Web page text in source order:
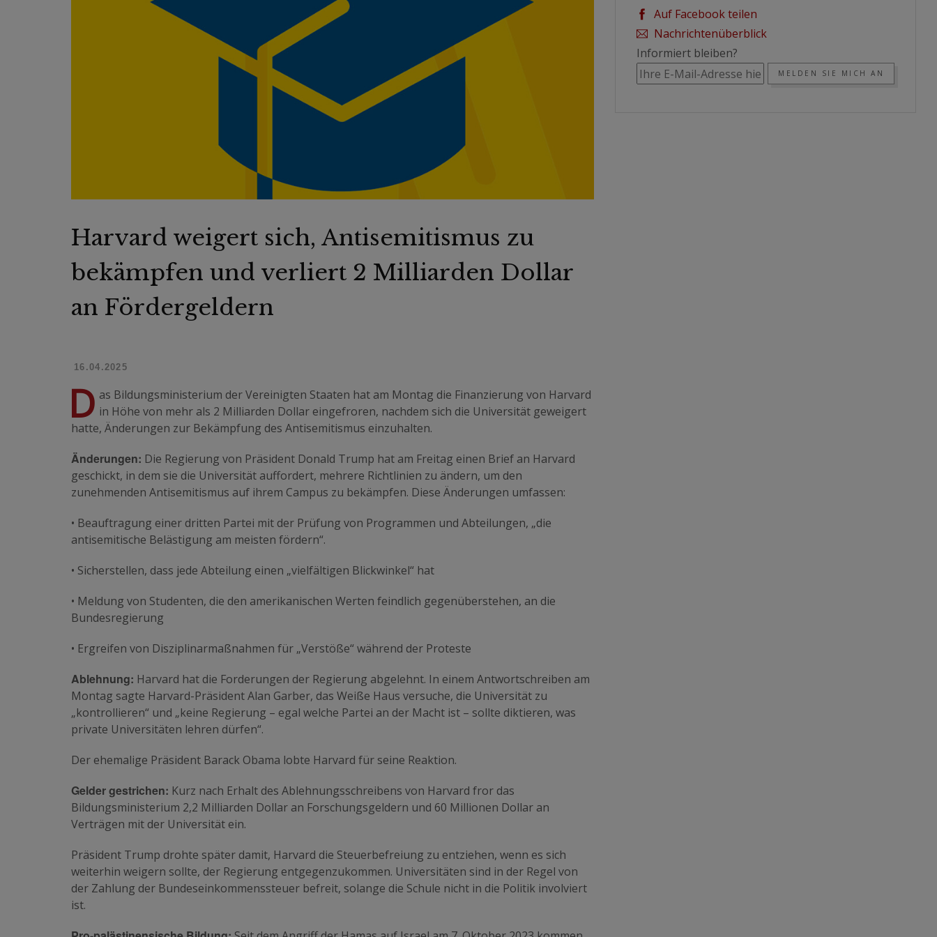
Harvard weigert sich, Antisemitismus zu
bekämpfen und verliert 2 Milliarden Dollar
an Fördergeldern
16.04.2025
D as Bildungsministerium der Vereinigten Staaten hat am Montag die Finanzierung von Harvard
in Höhe von mehr als 2 Milliarden Dollar eingefroren, nachdem sich die Universität geweigert
hatte, Änderungen zur Bekämpfung des Antisemitismus einzuhalten.
Änderungen: Die Regierung von Präsident Donald Trump hat am Freitag einen Brief an Harvard
geschickt, in dem sie die Universität auffordert, mehrere Richtlinien zu ändern, um den
zunehmenden Antisemitismus auf ihrem Campus zu bekämpfen. Diese Änderungen umfassen:
• Beauftragung einer dritten Partei mit der Prüfung von Programmen und Abteilungen, „die
antisemitische Belästigung am meisten fördern“.
• Sicherstellen, dass jede Abteilung einen „vielfältigen Blickwinkel“ hat
• Meldung von Studenten, die den amerikanischen Werten feindlich gegenüberstehen, an die
Bundesregierung
• Ergreifen von Disziplinarmaßnahmen für „Verstöße“ während der Proteste
Ablehnung: Harvard hat die Forderungen der Regierung abgelehnt. In einem Antwortschreiben am
Montag sagte Harvard-Präsident Alan Garber, das Weiße Haus versuche, die Universität zu
„kontrollieren“ und „keine Regierung – egal welche Partei an der Macht ist – sollte diktieren, was
private Universitäten lehren dürfen“.
Der ehemalige Präsident Barack Obama lobte Harvard für seine Reaktion.
Gelder gestrichen: Kurz nach Erhalt des Ablehnungsschreibens von Harvard fror das
Bildungsministerium 2,2 Milliarden Dollar an Forschungsgeldern und 60 Millionen Dollar an
Verträgen mit der Universität ein.
Präsident Trump drohte später damit, Harvard die Steuerbefreiung zu entziehen, wenn es sich
weiterhin weigern sollte, der Regierung entgegenzukommen. Universitäten sind in der Regel von
der Zahlung der Bundeseinkommenssteuer befreit, solange die Schule nicht in die Politik involviert
ist.
Auf Facebook teilen
Nachrichtenüberblick
Informiert bleiben?
MELDEN SIE MICH AN